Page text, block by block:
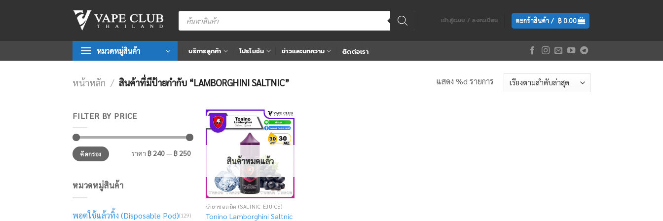
Products
search
เข้าสู่ระบบ / ลงทะเบียน ตะกร้าสินค้า / ฿0.00
หมวดหมู่สินค้า บริการลูกค้า โปรโมชัน ข่าวและบทความ ติดต่อเรา
หน้าหลัก / สินค้าที่มีป้ายกำกับ “LAMBORGHINI SALTNIC” แสดง %d รายการ
FILTER BY PRICE
ราคา
ต่ำ
สุด
ราคา
สูงสุดคัดกรอง ราคา ฿ 240—฿ 250
หมวดหมู่สินค้า
พอตใช้แล้วทิ้ง (Disposable Pod)(129)
Add
to
สินค้าหมดแล้ว
น้ำยาซอลนิค (SALTNIC EJUICE)
Tonino Lamborghini Saltnic